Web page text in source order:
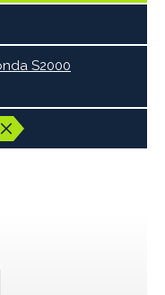
S2000